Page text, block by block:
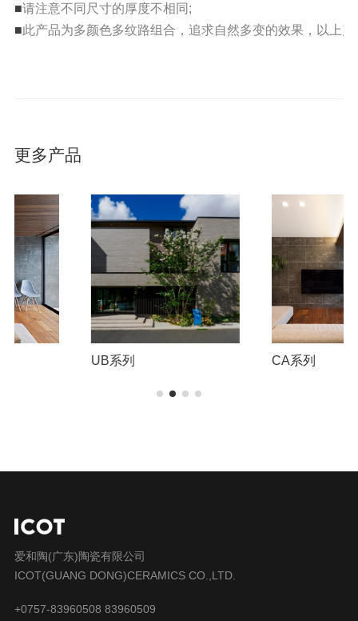
■请注意不同尺寸的厚度不相同;
■此产品为多颜色多纹路组合，追求自然多变的效果，以上
更多产品
爱和陶(广东)陶瓷有限公司
ICOT(GUANG DONG)CERAMICS CO.,LTD.
+0757-83960508 83960509